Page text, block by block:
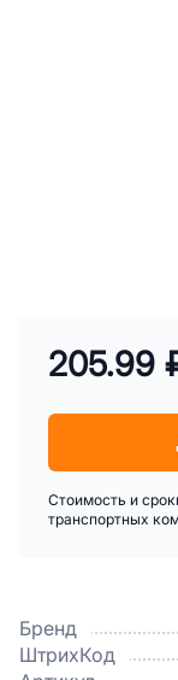
Бренд
ШтрихКод
205.99
Стоимость и
транспортных